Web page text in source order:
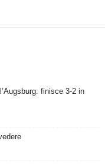
finisce 3-2 in